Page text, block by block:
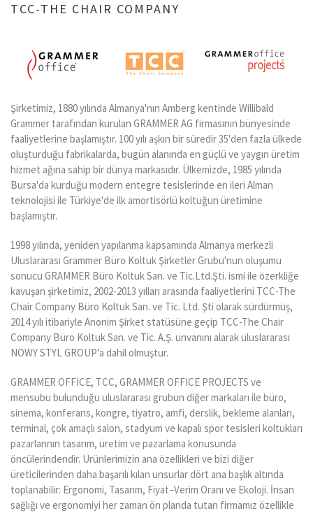
TCC-THE CHAIR COMPANY
Şirketimiz, 1880 yılında Almanya'nın Amberg kentinde Willibald
Grammer tarafından kurulan GRAMMER AG firmasının bünyesinde
faaliyetlerine başlamıştır. 100 yılı aşkın bir süredir 35'den fazla ülkede
oluşturduğu fabrikalarda, bugün alanında en güçlü ve yaygın üretim
hizmet ağına sahip bir dünya markasıdır. Ülkemizde, 1985 yılında
Bursa'da kurduğu modern entegre tesislerinde en ileri Alman
teknolojisi ile Türkiye'de ilk amortisörlü koltuğun üretimine
başlamıştır.
1998 yılında, yeniden yapılanma kapsamında Almanya merkezli
Uluslararası Grammer Büro Koltuk Şirketler Grubu'nun oluşumu
sonucu GRAMMER Büro Koltuk San. ve Tic.Ltd.Şti. ismi ile özerkliğe
kavuşan şirketimiz, 2002-2013 yılları arasında faaliyetlerini TCC-The
Chair Company Büro Koltuk San. ve Tic. Ltd. Şti olarak sürdürmüş,
2014 yılı itibariyle Anonim Şirket statüsüne geçip TCC-The Chair
Company Büro Koltuk San. ve Tic. A.Ş. unvanını alarak uluslararası
NOWY STYL GROUP’a dahil olmuştur.
GRAMMER OFFICE, TCC, GRAMMER OFFICE PROJECTS ve
mensubu bulunduğu uluslararası grubun diğer markaları ile büro,
sinema, konferans, kongre, tiyatro, amfi, derslik, bekleme alanları,
terminal, çok amaçlı salon, stadyum ve kapalı spor tesisleri koltukları
pazarlarının tasarım, üretim ve pazarlama konusunda
öncülerindendir. Ürünlerimizin ana özellikleri ve bizi diğer
üreticilerinden daha başarılı kılan unsurlar dört ana başlık altında
toplanabilir: Ergonomi, Tasarım, Fiyat–Verim Oranı ve Ekoloji. İnsan
sağlığı ve ergonomiyi her zaman ön planda tutan firmamız özellikle